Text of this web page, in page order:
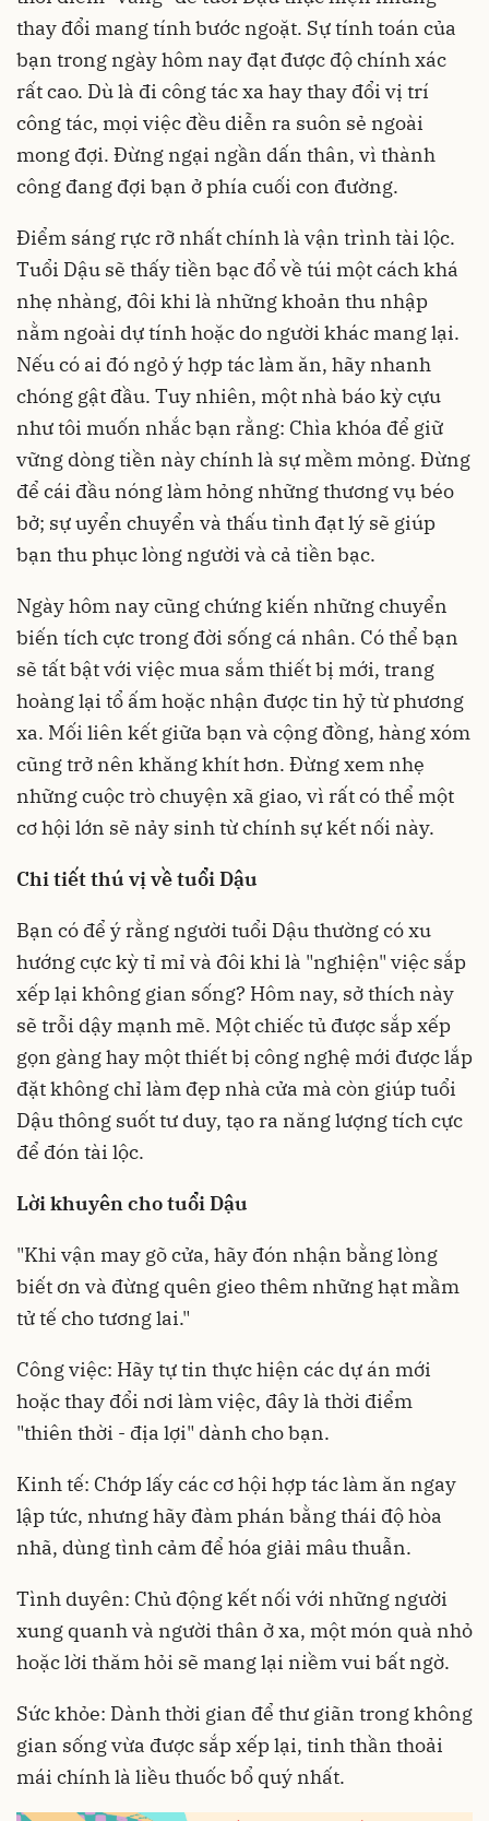
thay đổi mang tính bước ngoặt. Sự tính toán của
bạn trong ngày hôm nay đạt được độ chính xác
rất cao. Dù là đi công tác xa hay thay đổi vị trí
công tác, mọi việc đều diễn ra suôn sẻ ngoài
mong đợi. Đừng ngại ngần dấn thân, vì thành
công đang đợi bạn ở phía cuối con đường.
Điểm sáng rực rỡ nhất chính là vận trình tài lộc.
Tuổi Dậu sẽ thấy tiền bạc đổ về túi một cách khá
nhẹ nhàng, đôi khi là những khoản thu nhập
nằm ngoài dự tính hoặc do người khác mang lại.
Nếu có ai đó ngỏ ý hợp tác làm ăn, hãy nhanh
chóng gật đầu. Tuy nhiên, một nhà báo kỳ cựu
như tôi muốn nhắc bạn rằng: Chìa khóa để giữ
vững dòng tiền này chính là sự mềm mỏng. Đừng
để cái đầu nóng làm hỏng những thương vụ béo
bở; sự uyển chuyển và thấu tình đạt lý sẽ giúp
bạn thu phục lòng người và cả tiền bạc.
Ngày hôm nay cũng chứng kiến những chuyển
biến tích cực trong đời sống cá nhân. Có thể bạn
sẽ tất bật với việc mua sắm thiết bị mới, trang
hoàng lại tổ ấm hoặc nhận được tin hỷ từ phương
xa. Mối liên kết giữa bạn và cộng đồng, hàng xóm
cũng trở nên khăng khít hơn. Đừng xem nhẹ
những cuộc trò chuyện xã giao, vì rất có thể một
cơ hội lớn sẽ nảy sinh từ chính sự kết nối này.
Chi tiết thú vị về tuổi Dậu
Bạn có để ý rằng người tuổi Dậu thường có xu
hướng cực kỳ tỉ mỉ và đôi khi là "nghiện" việc sắp
xếp lại không gian sống? Hôm nay, sở thích này
sẽ trỗi dậy mạnh mẽ. Một chiếc tủ được sắp xếp
gọn gàng hay một thiết bị công nghệ mới được lắp
đặt không chỉ làm đẹp nhà cửa mà còn giúp tuổi
Dậu thông suốt tư duy, tạo ra năng lượng tích cực
để đón tài lộc.
Lời khuyên cho tuổi Dậu
"Khi vận may gõ cửa, hãy đón nhận bằng lòng
biết ơn và đừng quên gieo thêm những hạt mầm
tử tế cho tương lai."
Công việc: Hãy tự tin thực hiện các dự án mới
hoặc thay đổi nơi làm việc, đây là thời điểm
"thiên thời - địa lợi" dành cho bạn.
Kinh tế: Chớp lấy các cơ hội hợp tác làm ăn ngay
lập tức, nhưng hãy đàm phán bằng thái độ hòa
nhã, dùng tình cảm để hóa giải mâu thuẫn.
Tình duyên: Chủ động kết nối với những người
xung quanh và người thân ở xa, một món quà nhỏ
hoặc lời thăm hỏi sẽ mang lại niềm vui bất ngờ.
Sức khỏe: Dành thời gian để thư giãn trong không
gian sống vừa được sắp xếp lại, tinh thần thoải
mái chính là liều thuốc bổ quý nhất.